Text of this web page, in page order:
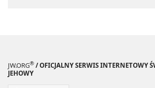
JW.ORG® / OFICJALNY SERWIS INTERNETOWY
JEHOWY